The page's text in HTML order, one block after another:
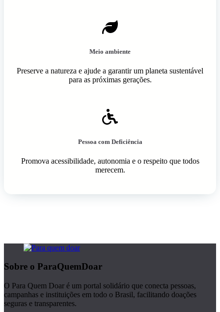
Meio ambiente
Preserve a natureza e ajude a garantir um planeta sustentável
para as próximas gerações.
Pessoa com Deficiência
Promova acessibilidade, autonomia e o respeito que todos
merecem.
Sobre o ParaQuemDoar
O Para Quem Doar é um portal solidário que conecta pessoas,
campanhas e instituições em todo o Brasil, facilitando doações
seguras e transparentes.